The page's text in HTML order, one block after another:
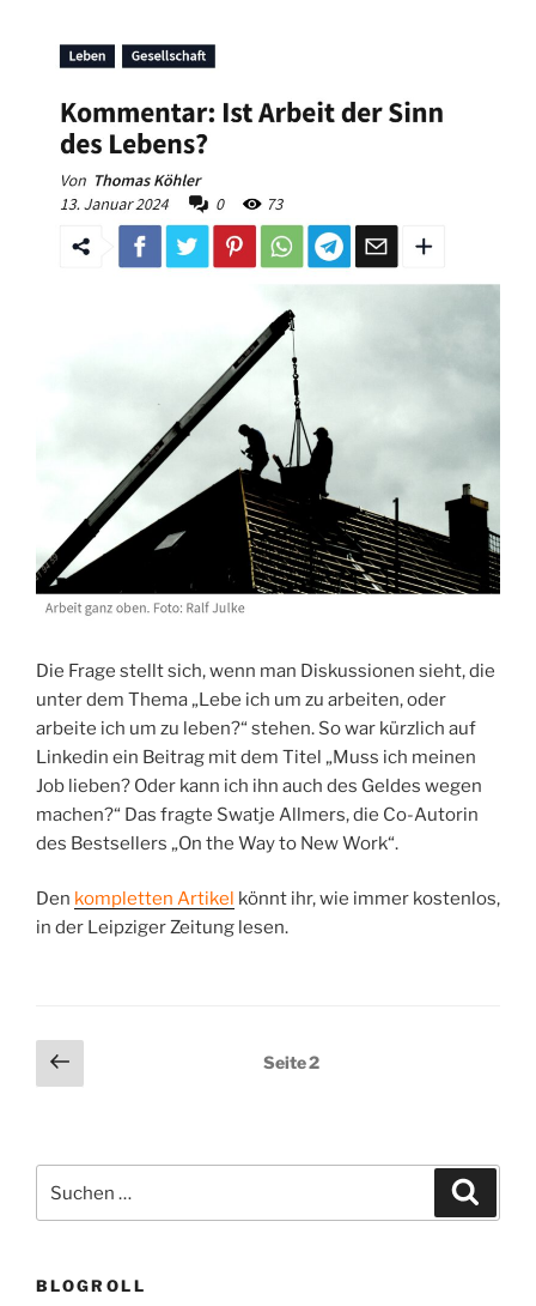
Die Frage stellt sich, wenn man Diskussionen sieht, die
unter dem Thema „Lebe ich um zu arbeiten, oder
arbeite ich um zu leben?“ stehen. So war kürzlich auf
Linkedin ein Beitrag mit dem Titel „Muss ich meinen
Job lieben? Oder kann ich ihn auch des Geldes wegen
machen?“ Das fragte Swatje Allmers, die Co-Autorin
des Bestsellers „On the Way to New Work“.
Den kompletten Artikel könnt ihr, wie immer kostenlos,
in der Leipziger Zeitung lesen.
Seitennummerierung
der
Vorherige
Seite
Seite2
nach:
BLOGROLL